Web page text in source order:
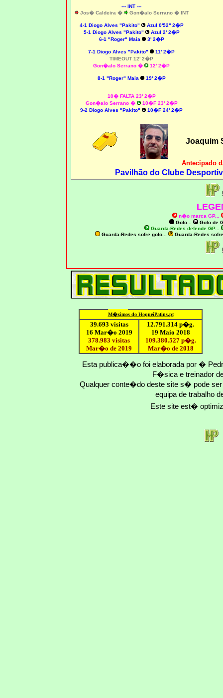
--- INT ---
Jos� Caldeira �
Gon�alo Serrano � INT
4-1 Diogo Alves "Pakito"
Azul 0'52'' 2�P
5-1 Diogo Alves "Pakito"
Azul 2' 2�P
6-1 "Roger" Maia
3' 2�P
7-1 Diogo Alves "Pakito"
11' 2�P
TIMEOUT 12' 2�P
Gon�alo Serrano �
12' 2�P
8-1 "Roger" Maia 19' 2�P
10� FALTA 23' 2�P
Gon�alo Serrano �
10�F 23' 2�P
9-2 Diogo Alves "Pakito"
10�F 24' 2�P
Joaquim
Antecipado
Pavilhão do Clube
n�o marca GP...
Golo...
Golo de
Guarda-Redes defende GP...
Guarda-Redes sofre golo...
Guarda-Redes
M�ximos do HoqueiPatins.pt
39.693 visitas
16 Mar�o 2019
378.983 visitas
Mar�o de 2019
12.791.314 p�g.
19 Maio 2018
109.380.527p�g.
Mar�o de 2018
Esta publica��o foi elaborada por �
F�sica e treinador
Qualquer conte�do deste site s� pode
equipa de trabalho
Este site est�